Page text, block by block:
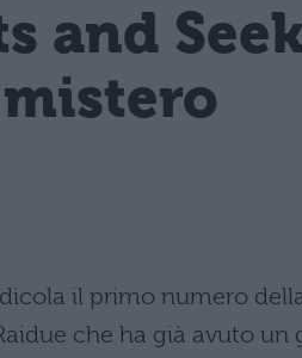
and
il primo numero
che ha già avuto un